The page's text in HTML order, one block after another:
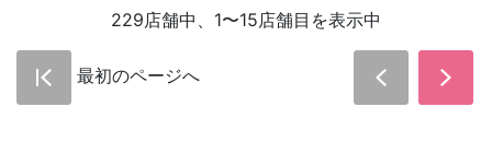
229店舗中、1〜15店舗目を表示中
最初のページへ